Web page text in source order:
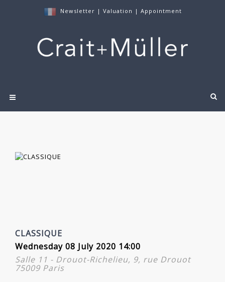
Newsletter | Valuation | Appointment
CLASSIQUE
Wednesday 08 July 2020 14:00
Salle 11 - Drouot-Richelieu, 9, rue Drouot
75009 Paris